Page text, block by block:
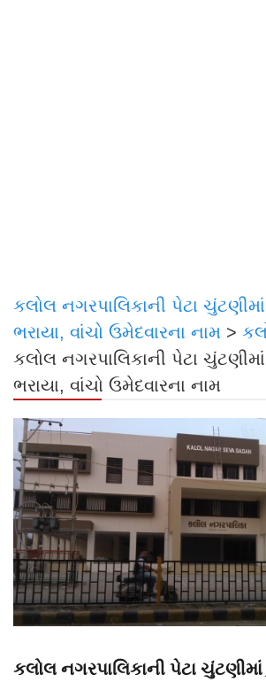
કલોલ નગરપાલિકાની પેટા
ભરાયા, વાંચો ઉમેદવારના નામ >
કલોલ નગરપાલિકાની પેટા
ભરાયા, વાંચો ઉમેદવારના નામ
કલોલ નગરપાલિકાની પેટા ચુંટણીમાં